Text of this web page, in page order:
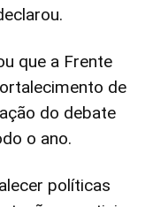
que a Frente
de
do debate
o ano.
políticas